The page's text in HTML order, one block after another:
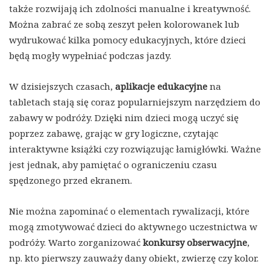
także rozwijają ich zdolności manualne i kreatywność.
Można zabrać ze sobą zeszyt pełen kolorowanek lub
wydrukować kilka pomocy edukacyjnych, które dzieci
będą mogły wypełniać podczas jazdy.
W dzisiejszych czasach, aplikacje edukacyjne na
tabletach stają się coraz popularniejszym narzędziem do
zabawy w podróży. Dzięki nim dzieci mogą uczyć się
poprzez zabawę, grając w gry logiczne, czytając
interaktywne książki czy rozwiązując łamigłówki. Ważne
jest jednak, aby pamiętać o ograniczeniu czasu
spędzonego przed ekranem.
Nie można zapominać o elementach rywalizacji, które
mogą zmotywować dzieci do aktywnego uczestnictwa w
podróży. Warto zorganizować konkursy obserwacyjne,
np. kto pierwszy zauważy dany obiekt, zwierzę czy kolor.